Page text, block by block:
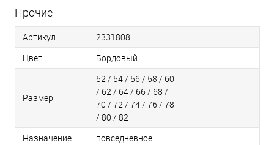
Прочие
Артикул
2331808
Цвет
Бордовый
Размер
52 / 54 / 56 / 58 / 60
/ 62 / 64 / 66 / 68 /
70 / 72 / 74 / 76 / 78
/ 80 / 82
Назначение
повседневное